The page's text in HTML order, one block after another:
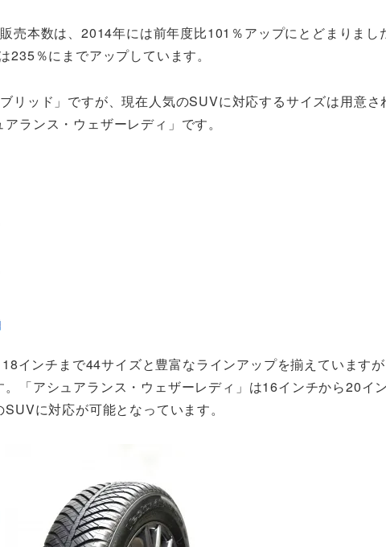
売本数は、2014年には前年度比101％アップにとどまりまし
％にまでアップしています。
リッド」ですが、現在人気のSUVに対応するサイズは用意さ
ランス・ウェザーレディ」です。
インチまで44サイズと豊富なラインアップを揃えています
「アシュアランス・ウェザーレディ」は16インチから20イ
に対応が可能となっています。